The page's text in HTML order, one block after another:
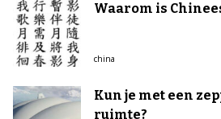
Waarom is
china
Kun je met een
ruimte?